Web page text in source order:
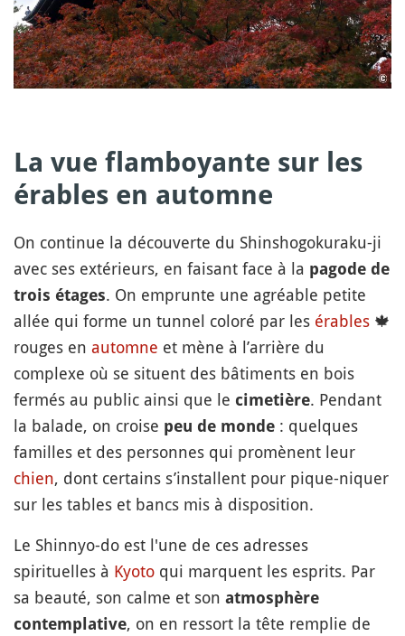
La vue flamboyante sur les
érables en automne
On continue la découverte du Shinshogokuraku-ji
avec ses extérieurs, en faisant face à la pagode de
trois étages. On emprunte une agréable petite
allée qui forme un tunnel coloré par les érables 🍁
rouges en automne et mène à l’arrière du
complexe où se situent des bâtiments en bois
fermés au public ainsi que le cimetière. Pendant
la balade, on croise peu de monde : quelques
familles et des personnes qui promènent leur
chien, dont certains s’installent pour pique-niquer
sur les tables et bancs mis à disposition.
Le Shinnyo-do est l'une de ces adresses
spirituelles à Kyoto qui marquent les esprits. Par
sa beauté, son calme et son atmosphère
contemplative, on en ressort la tête remplie de